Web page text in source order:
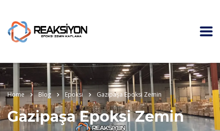
Home Blog Epoksi Gazipaşa Epoksi Zemin
Gazipaşa Epoksi Zemin